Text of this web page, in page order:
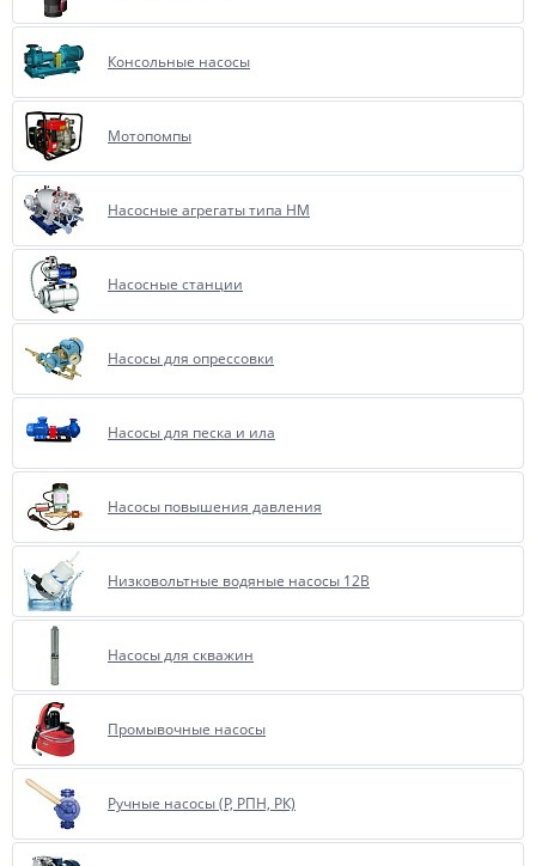
Консольные насосы
Мотопомпы
Насосные агрегаты типа НМ
Насосные станции
Насосы для опрессовки
Насосы для песка и ила
Насосы повышения давления
Низковольтные водяные насосы 12В
Насосы для скважин
Промывочные насосы
Ручные насосы (Р, РПН, РК)